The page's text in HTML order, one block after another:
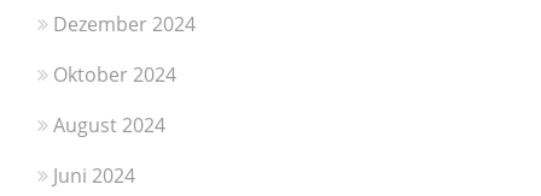
Dezember 2024
Oktober 2024
August 2024
Juni 2024